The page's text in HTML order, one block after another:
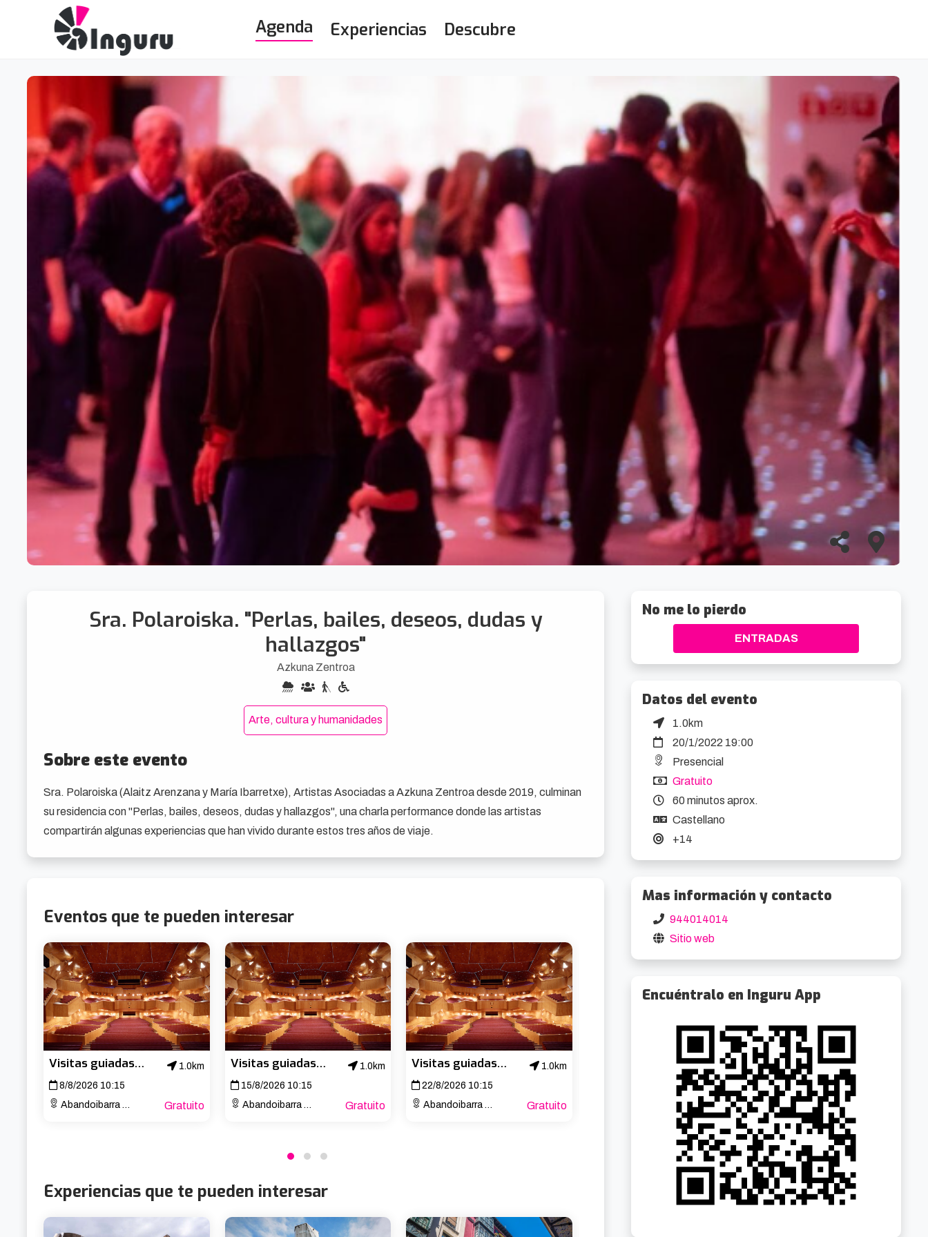
Agenda Experiencias Descubre
Sra. Polaroiska. "Perlas, bailes, deseos, dudas y
hallazgos"
Azkuna Zentroa
Arte, cultura y humanidades
Sobre este evento
Sra. Polaroiska (Alaitz Arenzana y María Ibarretxe), Artistas Asociadas a Azkuna Zentroa desde 2019, culminan
su residencia con "Perlas, bailes, deseos, dudas y hallazgos", una charla performance donde las artistas
compartirán algunas experiencias que han vivido durante estos tres años de viaje.
Eventos que te pueden interesar
Visitas guiadas al Palacio Euskalduna
1.0km
8/8/2026 10:15
Abandoibarra Etorb., 4
Gratuito
Visitas guiadas al Palacio Euskalduna
1.0km
15/8/2026 10:15
Abandoibarra Etorb., 4
Gratuito
Visitas guiadas al Palacio Euskalduna
1.0km
22/8/2026 10:15
Abandoibarra Etorb., 4
Gratuito
Visitas guiadas al Palacio Euskalduna
1.0km
Gratuito
5/9/2026 10:15
Abandoibarra Etorb., 4
Experiencias que te pueden interesar
No me lo pierdo
ENTRADAS
Datos del evento
1.0km
20/1/2022 19:00
Presencial
Gratuito
60 minutos aprox.
Castellano
+14
Mas información y contacto
944014014
Sitio web
Encuéntralo en Inguru App